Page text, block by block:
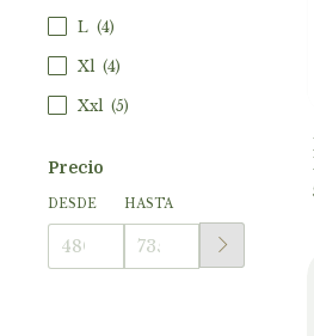
L (4)
Xl (4)
Xxl (5)
Precio
DESDE HASTA